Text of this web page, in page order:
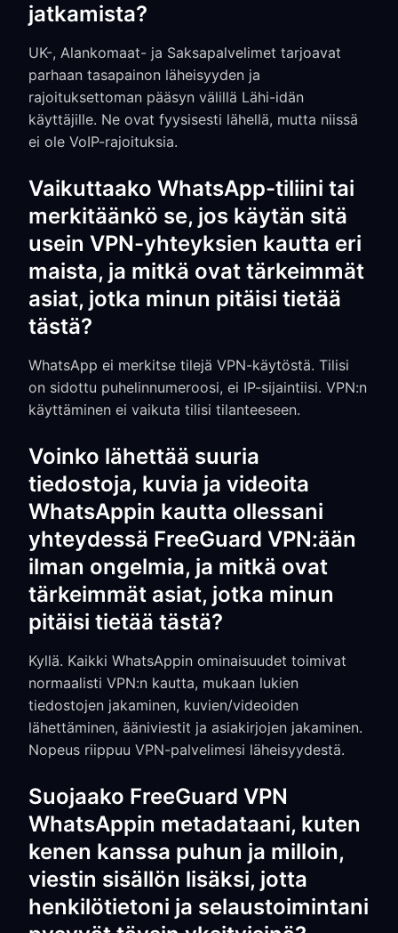
jatkamista?
UK-, Alankomaat- ja Saksapalvelimet tarjoavat
parhaan tasapainon läheisyyden ja
rajoituksettoman pääsyn välillä Lähi-idän
käyttäjille. Ne ovat fyysisesti lähellä, mutta niissä
ei ole VoIP-rajoituksia.
Vaikuttaako WhatsApp-tiliini tai
merkitäänkö se, jos käytän sitä
usein VPN-yhteyksien kautta eri
maista, ja mitkä ovat tärkeimmät
asiat, jotka minun pitäisi tietää
tästä?
WhatsApp ei merkitse tilejä VPN-käytöstä. Tilisi
on sidottu puhelinnumeroosi, ei IP-sijaintiisi. VPN:n
käyttäminen ei vaikuta tilisi tilanteeseen.
Voinko lähettää suuria
tiedostoja, kuvia ja videoita
WhatsAppin kautta ollessani
yhteydessä FreeGuard VPN:ään
ilman ongelmia, ja mitkä ovat
tärkeimmät asiat, jotka minun
pitäisi tietää tästä?
Kyllä. Kaikki WhatsAppin ominaisuudet toimivat
normaalisti VPN:n kautta, mukaan lukien
tiedostojen jakaminen, kuvien/videoiden
lähettäminen, ääniviestit ja asiakirjojen jakaminen.
Nopeus riippuu VPN-palvelimesi läheisyydestä.
Suojaako FreeGuard VPN
WhatsAppin metadataani, kuten
kenen kanssa puhun ja milloin,
viestin sisällön lisäksi, jotta
henkilötietoni ja selaustoimintani